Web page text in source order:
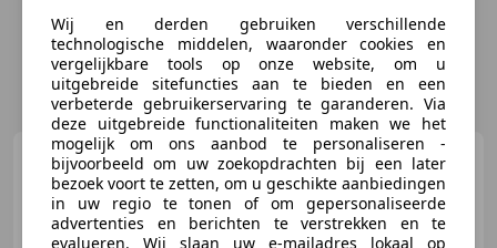
Volkswagen Kever1302
Cabriolet
Wij en derden gebruiken verschillende
technologische middelen, waaronder cookies en
vergelijkbare tools op onze website, om u
uitgebreide sitefuncties aan te bieden en een
verbeterde gebruikerservaring te garanderen. Via
deze uitgebreide functionaliteiten maken we het
mogelijk om ons aanbod te personaliseren -
bijvoorbeeld om uw zoekopdrachten bij een later
bezoek voort te zetten, om u geschikte aanbiedingen
in uw regio te tonen of om gepersonaliseerde
advertenties en berichten te verstrekken en te
evalueren. Wij slaan uw e-mailadres lokaal op